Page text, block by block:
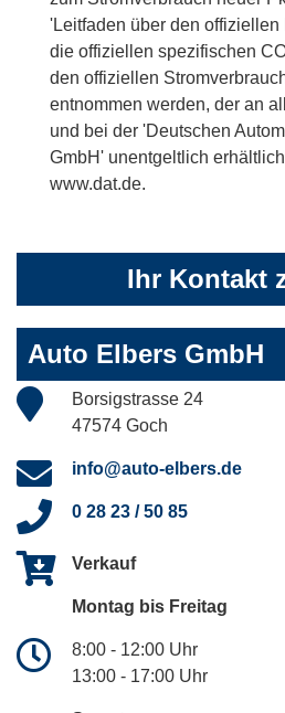
'Leitfaden über den offiziellen
die offiziellen spezifischen
den offiziellen
entnommen werden, der an
und bei der 'Deutschen
GmbH' unentgeltlich
www.dat.de.
Ihr Kontakt
Auto Elbers GmbH
Borsigstrasse 24
47574 Goch
info@auto-elbers.de
0 28 23 / 50 85
Verkauf
Montag bis Freitag
8:00 - 12:00 Uhr
13:00 - 17:00 Uhr